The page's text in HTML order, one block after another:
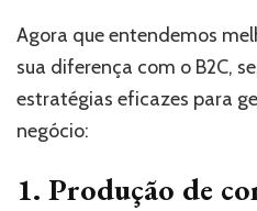
Agora que entendemos
sua diferença com o B2C,
estratégias eficazes para
negócio:
1. Produção de